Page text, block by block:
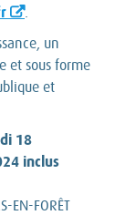
.
un
et sous forme
et
18
inclus
EN-FORÊT